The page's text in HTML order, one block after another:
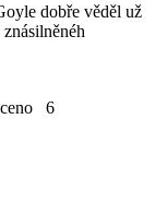
dobře věděl už
6